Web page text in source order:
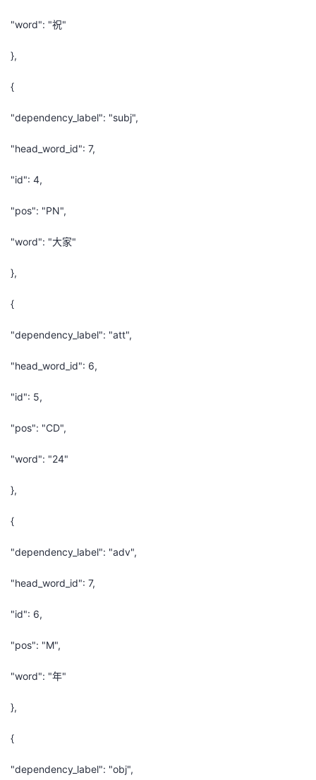
"word": "祝"
},
{
"dependency_label": "subj",
"head_word_id": 7,
"id": 4,
"pos": "PN",
"word": "大家"
},
{
"dependency_label": "att",
"head_word_id": 6,
"id": 5,
"pos": "CD",
"word": "24"
},
{
"dependency_label": "adv",
"head_word_id": 7,
"id": 6,
"pos": "M",
"word": "年"
},
{
"dependency_label": "obj",